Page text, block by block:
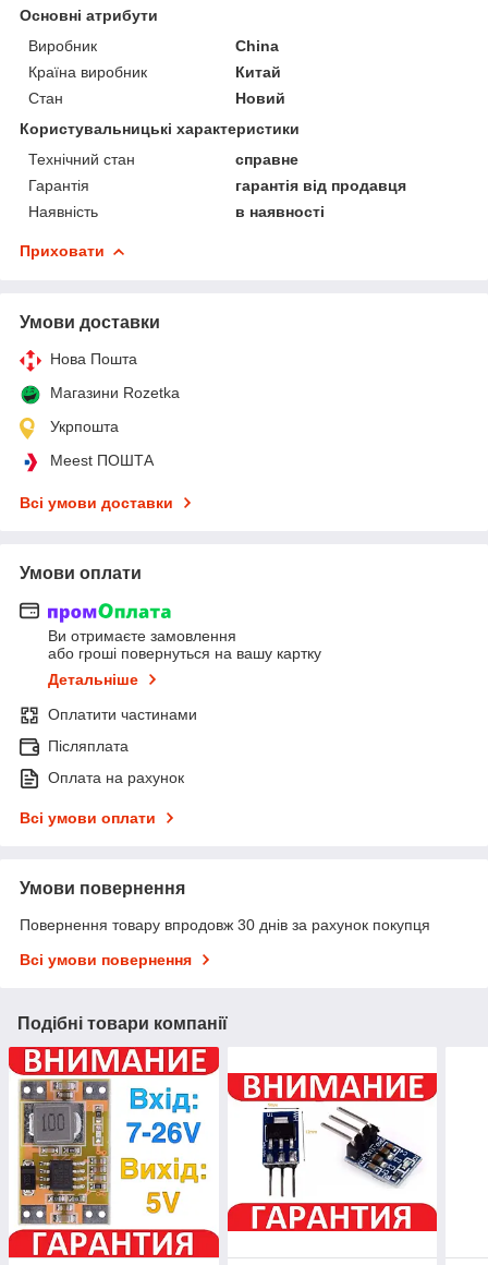
Основні атрибути
Виробник
China
Країна виробник
Китай
Стан
Новий
Користувальницькі характеристики
Технічний стан
справне
Гарантія
гарантія від продавця
Наявність
в наявності
Приховати
Умови доставки
Нова Пошта
Магазини Rozetka
Укрпошта
Meest ПОШТА
Всі умови доставки
Умови оплати
Ви отримаєте замовлення
або гроші повернуться на вашу картку
Детальніше
Оплатити частинами
Післяплата
Оплата на рахунок
Всі умови оплати
Умови повернення
Повернення товару впродовж 30 днів за рахунок покупця
Всі умови повернення
Подібні товари компанії